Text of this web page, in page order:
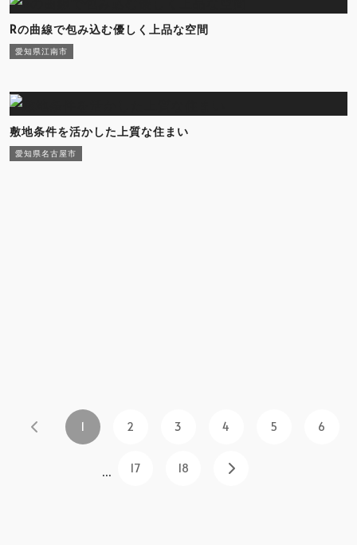
Rの曲線で包み込む優しく上品な空間
愛知県江南市
敷地条件を活かした上質な住まい
愛知県名古屋市
1 2 3 4 5 6
... 17 18